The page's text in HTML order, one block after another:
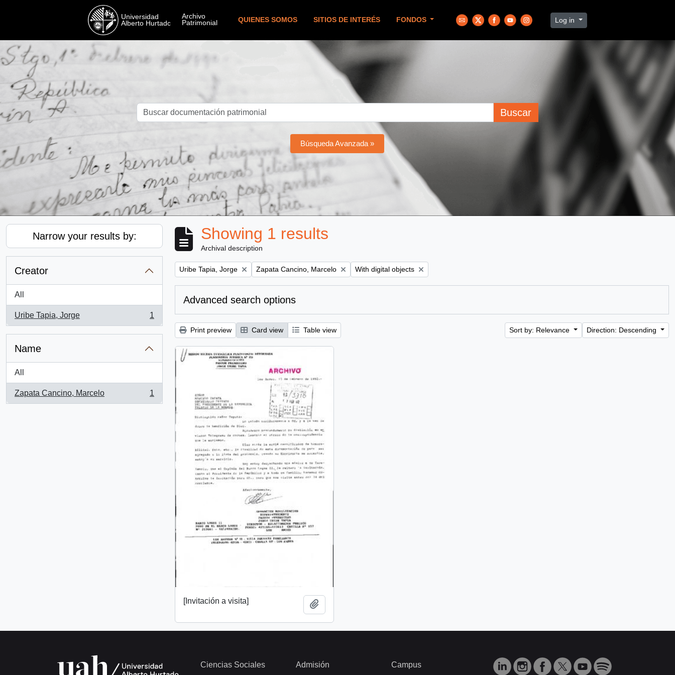
QUIENES SOMOS SITIOS DE INTERÉS FONDOS Log in
Buscar
Búsqueda Avanzada »
Narrow your results by:
Creator
All
Uribe Tapia, Jorge
, 1 results
1
Name
All
Zapata Cancino, Marcelo
, 1 results
1
Showing 1 results
Archival description
Remove filter:
Uribe Tapia, Jorge Remove filter:
Zapata Cancino, Marcelo Remove filter:
With digital objects
Advanced search options
Print preview Card view Table view Sort by: Relevance Direction: Descending
[Invitación a visita]
Ciencias Sociales Admisión Campus